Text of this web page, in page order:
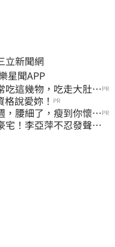
立新聞網
下載娛樂星聞APP
吃這幾物，吃走大肚
PR
說愛妳！ PR
，腰細了，瘦到你懷疑PR
宅！李亞萍不忍發聲：